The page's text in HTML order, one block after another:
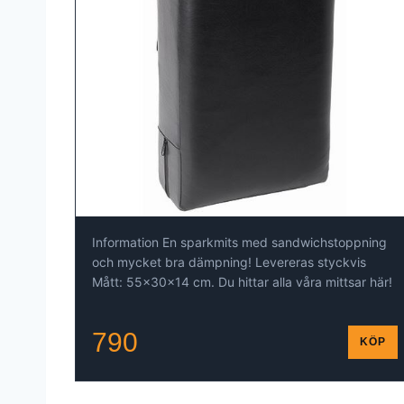
Information En sparkmits med sandwichstoppning
och mycket bra dämpning! Levereras styckvis
Mått: 55x30x14 cm. Du hittar alla våra mittsar här!
790 KÖP